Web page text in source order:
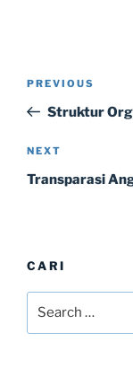
Previous
Post
PREVIOUS
Struktur
Next
Post
NEXT
Transparasi
CARI